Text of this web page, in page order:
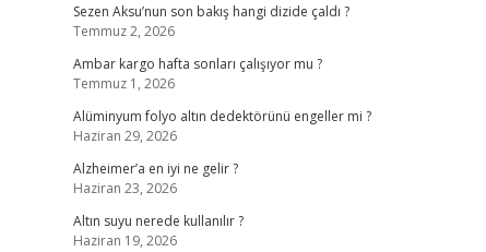
Sezen Aksu’nun son bakış hangi dizide çaldı ?
Temmuz 2, 2026
Ambar kargo hafta sonları çalışıyor mu ?
Temmuz 1, 2026
Alüminyum folyo altın dedektörünü engeller mi ?
Haziran 29, 2026
Alzheimer’a en iyi ne gelir ?
Haziran 23, 2026
Altın suyu nerede kullanılır ?
Haziran 19, 2026